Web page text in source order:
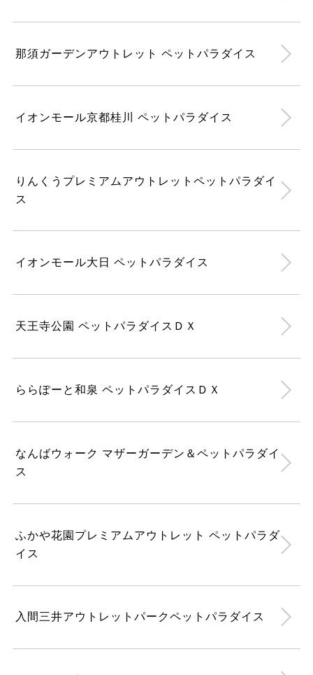
那須ガーデンアウトレット ペットパラダイス
イオンモール京都桂川 ペットパラダイス
りんくうプレミアムアウトレットペットパラダイ
ス
イオンモール大日 ペットパラダイス
天王寺公園 ペットパラダイスＤＸ
ららぽーと和泉 ペットパラダイスＤＸ
なんばウォーク マザーガーデン＆ペットパラダイ
ス
ふかや花園プレミアムアウトレット ペットパラダ
イス
入間三井アウトレットパークペットパラダイス